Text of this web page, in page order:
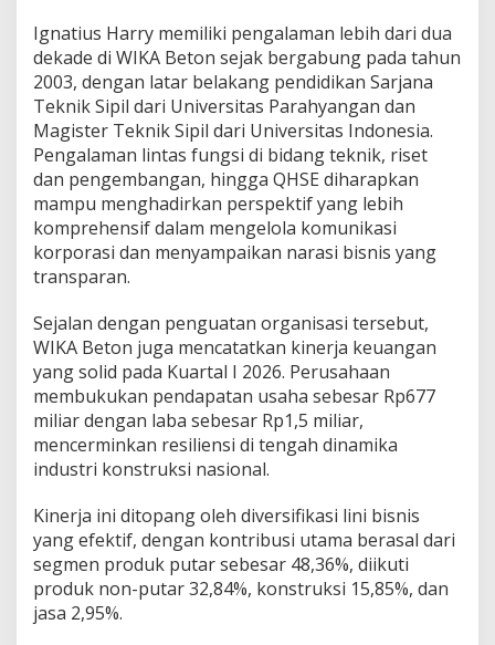
6
Ignatius Harry memiliki pengalaman lebih dari dua
dekade di WIKA Beton sejak bergabung pada tahun
2003, dengan latar belakang pendidikan Sarjana
Teknik Sipil dari Universitas Parahyangan dan
Magister Teknik Sipil dari Universitas Indonesia.
Pengalaman lintas fungsi di bidang teknik, riset
dan pengembangan, hingga QHSE diharapkan
mampu menghadirkan perspektif yang lebih
komprehensif dalam mengelola komunikasi
korporasi dan menyampaikan narasi bisnis yang
transparan.
Sejalan dengan penguatan organisasi tersebut,
WIKA Beton juga mencatatkan kinerja keuangan
yang solid pada Kuartal I 2026. Perusahaan
membukukan pendapatan usaha sebesar Rp677
miliar dengan laba sebesar Rp1,5 miliar,
mencerminkan resiliensi di tengah dinamika
industri konstruksi nasional.
Kinerja ini ditopang oleh diversifikasi lini bisnis
yang efektif, dengan kontribusi utama berasal dari
segmen produk putar sebesar 48,36%, diikuti
produk non-putar 32,84%, konstruksi 15,85%, dan
jasa 2,95%.